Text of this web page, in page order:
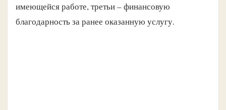
имеющейся работе, третьи – финансовую
благодарность за ранее оказанную услугу.